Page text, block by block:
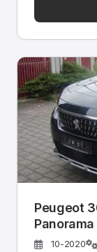
Peugeot
10-2020